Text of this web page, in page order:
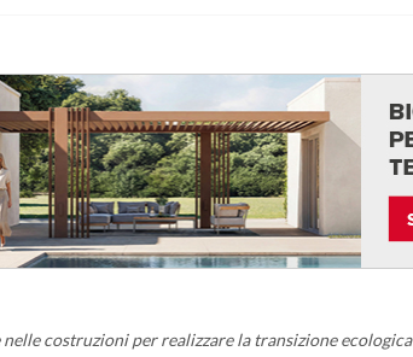
costruzioni per realizzare la transizione ecologica